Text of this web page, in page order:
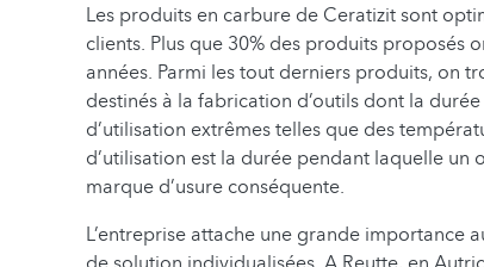
Les produits en carbure de Ceratizit sont
clients. Plus que 30% des produits proposés
années. Parmi les tout derniers produits, on
destinés à la fabrication d’outils dont la
d’utilisation extrêmes telles que des
d’utilisation est la durée pendant laquelle un
marque d’usure conséquente.
L’entreprise attache une grande importance